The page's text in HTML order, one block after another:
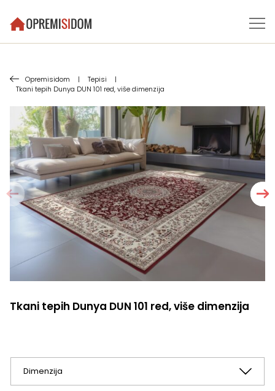
Opremisidom | Tepisi
|
Tkani tepih Dunya DUN 101 red, više dimenzija
Tkani tepih Dunya DUN 101 red, više dimenzija